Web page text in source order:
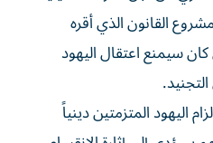
القانون الذي أقره
سيمنع اعتقال اليهود
اليهود المتزمتين دينياً